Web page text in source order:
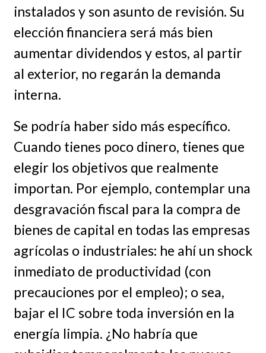
instalados y son asunto de revisión. Su
elección financiera será más bien
aumentar dividendos y estos, al partir
al exterior, no regarán la demanda
interna.
Se podría haber sido más específico.
Cuando tienes poco dinero, tienes que
elegir los objetivos que realmente
importan. Por ejemplo, contemplar una
desgravación fiscal para la compra de
bienes de capital en todas las empresas
agrícolas o industriales: he ahí un shock
inmediato de productividad (con
precauciones por el empleo); o sea,
bajar el IC sobre toda inversión en la
energía limpia. ¿No habría que